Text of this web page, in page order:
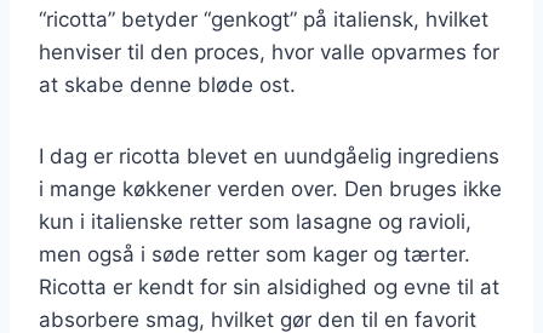
“ricotta” betyder “genkogt” på italiensk, hvilket
henviser til den proces, hvor valle opvarmes for
at skabe denne bløde ost.
I dag er ricotta blevet en uundgåelig ingrediens
i mange køkkener verden over. Den bruges ikke
kun i italienske retter som lasagne og ravioli,
men også i søde retter som kager og tærter.
Ricotta er kendt for sin alsidighed og evne til at
absorbere smag, hvilket gør den til en favorit